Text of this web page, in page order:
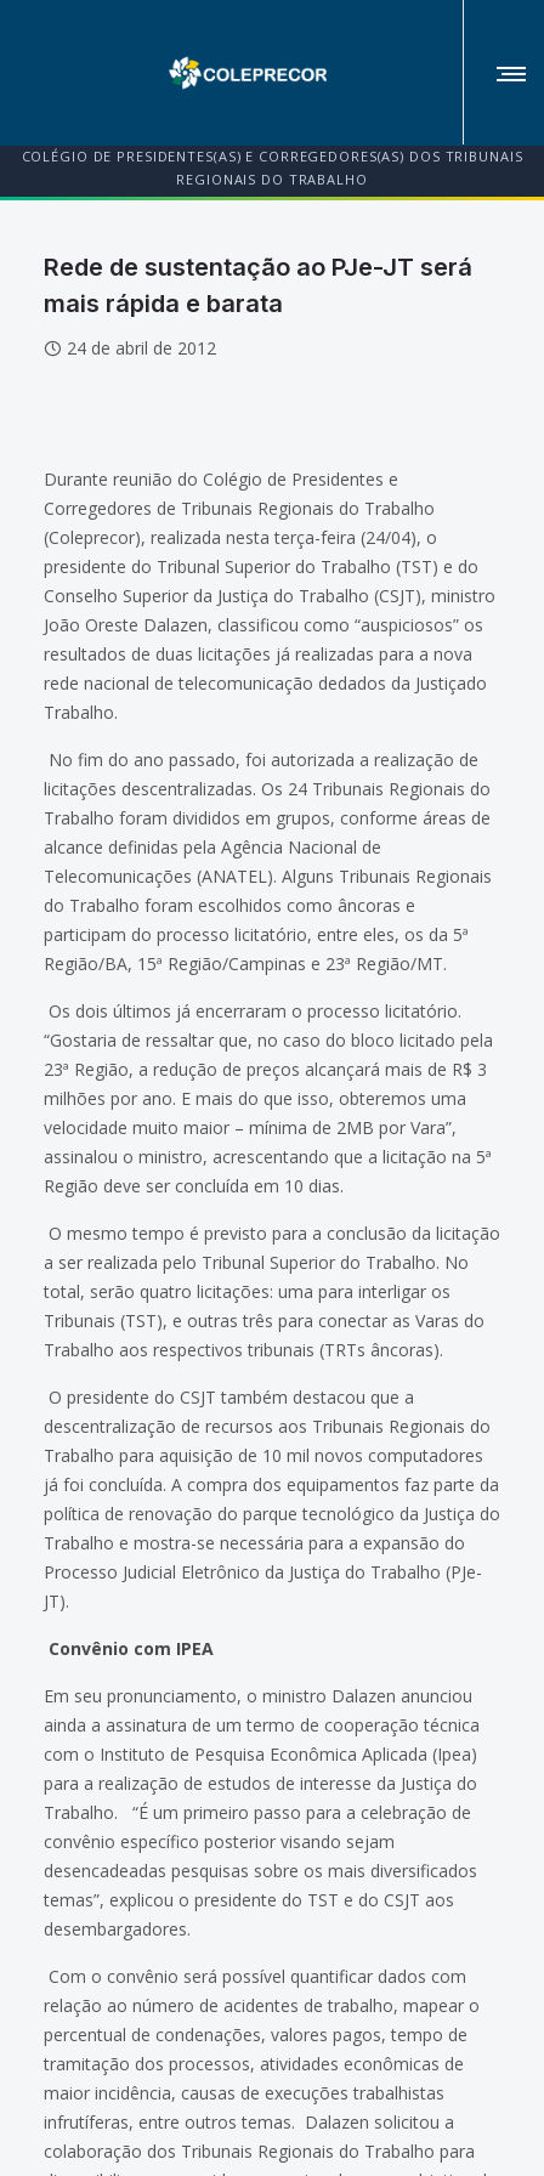
COLÉGIO DE PRESIDENTES(AS) E CORREGEDORES(AS) DOS TRIBUNAIS
REGIONAIS DO TRABALHO
Rede de sustentação ao PJe-JT será
mais rápida e barata
24 de abril de 2012
Durante reunião do Colégio de Presidentes e
Corregedores de Tribunais Regionais do Trabalho
(Coleprecor), realizada nesta terça-feira (24/04), o
presidente do Tribunal Superior do Trabalho (TST) e do
Conselho Superior da Justiça do Trabalho (CSJT), ministro
João Oreste Dalazen, classificou como “auspiciosos” os
resultados de duas licitações já realizadas para a nova
rede nacional de telecomunicação dedados da Justiçado
Trabalho.
No fim do ano passado, foi autorizada a realização de
licitações descentralizadas. Os 24 Tribunais Regionais do
Trabalho foram divididos em grupos, conforme áreas de
alcance definidas pela Agência Nacional de
Telecomunicações (ANATEL). Alguns Tribunais Regionais
do Trabalho foram escolhidos como âncoras e
participam do processo licitatório, entre eles, os da 5ª
Região/BA, 15ª Região/Campinas e 23ª Região/MT.
Os dois últimos já encerraram o processo licitatório.
“Gostaria de ressaltar que, no caso do bloco licitado pela
23ª Região, a redução de preços alcançará mais de R$ 3
milhões por ano. E mais do que isso, obteremos uma
velocidade muito maior – mínima de 2MB por Vara”,
assinalou o ministro, acrescentando que a licitação na 5ª
Região deve ser concluída em 10 dias.
O mesmo tempo é previsto para a conclusão da licitação
a ser realizada pelo Tribunal Superior do Trabalho. No
total, serão quatro licitações: uma para interligar os
Tribunais (TST), e outras três para conectar as Varas do
Trabalho aos respectivos tribunais (TRTs âncoras).
O presidente do CSJT também destacou que a
descentralização de recursos aos Tribunais Regionais do
Trabalho para aquisição de 10 mil novos computadores
já foi concluída. A compra dos equipamentos faz parte da
política de renovação do parque tecnológico da Justiça do
Trabalho e mostra-se necessária para a expansão do
Processo Judicial Eletrônico da Justiça do Trabalho (PJe-
JT).
Convênio com IPEA
Em seu pronunciamento, o ministro Dalazen anunciou
ainda a assinatura de um termo de cooperação técnica
com o Instituto de Pesquisa Econômica Aplicada (Ipea)
para a realização de estudos de interesse da Justiça do
Trabalho. “É um primeiro passo para a celebração de
convênio específico posterior visando sejam
desencadeadas pesquisas sobre os mais diversificados
temas”, explicou o presidente do TST e do CSJT aos
desembargadores.
Com o convênio será possível quantificar dados com
relação ao número de acidentes de trabalho, mapear o
percentual de condenações, valores pagos, tempo de
tramitação dos processos, atividades econômicas de
maior incidência, causas de execuções trabalhistas
infrutíferas, entre outros temas. Dalazen solicitou a
colaboração dos Tribunais Regionais do Trabalho para